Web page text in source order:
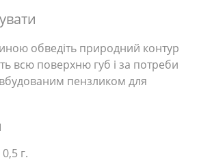
обведіть природний контур
всю поверхню губ і за потреби
пензликом для
г.